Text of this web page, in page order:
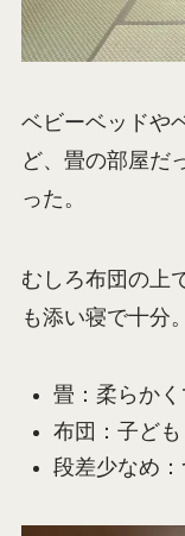
ベビーベッドや
ど、畳の部屋だ
った。
むしろ布団の上
も添い寝で十分。
畳：柔らか
布団：子ど
段差少なめ